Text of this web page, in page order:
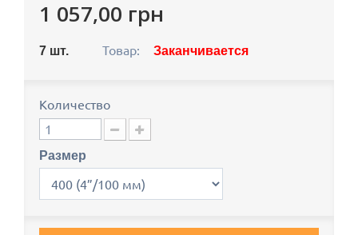
1 057,00 грн
7 шт. Товар: Заканчивается
Количество
Размер